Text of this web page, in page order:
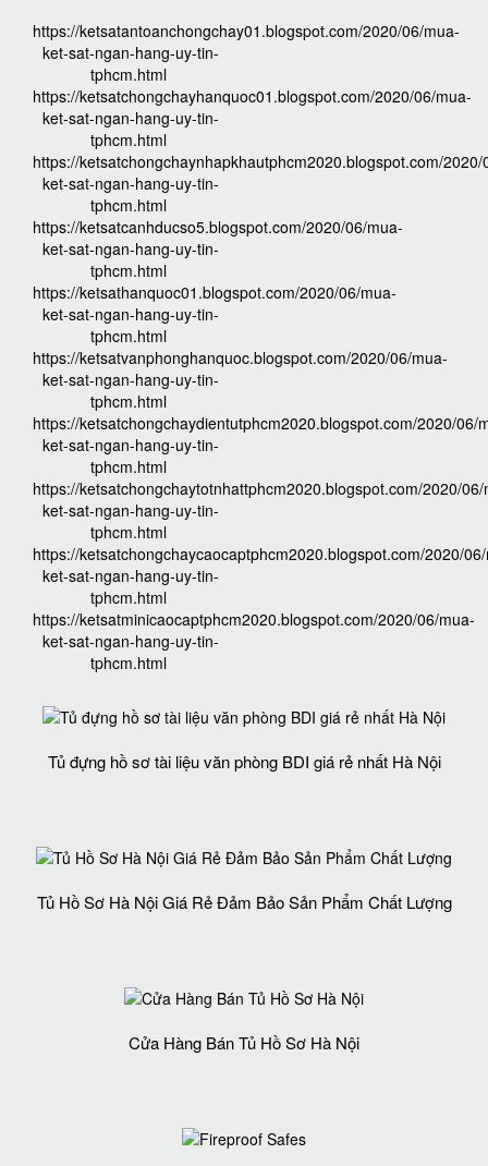
https://ketsatantoanchongchay01.blogspot.com/2020/06/mua-
ket-sat-ngan-hang-uy-tin-
tphcm.html
https://ketsatchongchayhanquoc01.blogspot.com/2020/06/mua-
ket-sat-ngan-hang-uy-tin-
tphcm.html
https://ketsatchongchaynhapkhautphcm2020.blogspot.com/2020/
ket-sat-ngan-hang-uy-tin-
tphcm.html
https://ketsatcanhducso5.blogspot.com/2020/06/mua-
ket-sat-ngan-hang-uy-tin-
tphcm.html
https://ketsathanquoc01.blogspot.com/2020/06/mua-
ket-sat-ngan-hang-uy-tin-
tphcm.html
https://ketsatvanphonghanquoc.blogspot.com/2020/06/mua-
ket-sat-ngan-hang-uy-tin-
tphcm.html
https://ketsatchongchaydientutphcm2020.blogspot.com/2020/06/
ket-sat-ngan-hang-uy-tin-
tphcm.html
https://ketsatchongchaytotnhattphcm2020.blogspot.com/2020/
ket-sat-ngan-hang-uy-tin-
tphcm.html
https://ketsatchongchaycaocaptphcm2020.blogspot.com/2020/
ket-sat-ngan-hang-uy-tin-
tphcm.html
https://ketsatminicaocaptphcm2020.blogspot.com/2020/06/mua-
ket-sat-ngan-hang-uy-tin-
tphcm.html
Tủ đựng hồ sơ tài liệu văn phòng BDI giá rẻ nhất Hà Nội
Tủ Hồ Sơ Hà Nội Giá Rẻ Đảm Bảo Sản Phẩm Chất Lượng‎
Cửa Hàng Bán Tủ Hồ Sơ Hà Nội